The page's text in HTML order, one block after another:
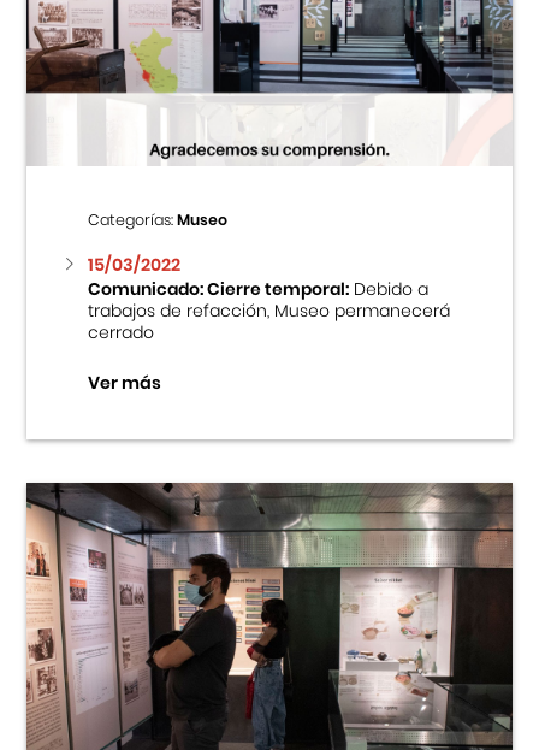
Categorías:Museo
15/03/2022
Comunicado: Cierre temporal:Debido a
trabajos de refacción, Museo permanecerá
cerrado
Ver más